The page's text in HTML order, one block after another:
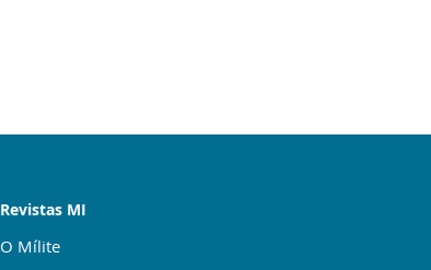
Revistas MI
O Mílite